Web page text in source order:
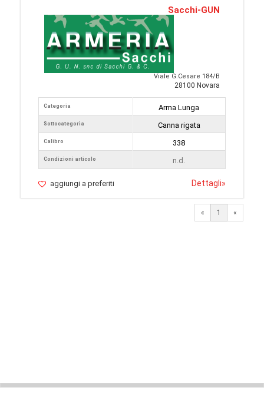
Sacchi-GUN
Viale G.Cesare 184/B
28100 Novara
Categoria
Sottocategoria
Calibro
Condizioni articolo
Arma Lunga
Canna rigata
338
n.d.
aggiungi a preferiti Dettagli»
« 1 «